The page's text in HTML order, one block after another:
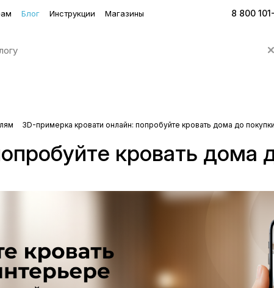
Блог Инструкции Магазины 8 800
3D-примерка кровати онлайн: попробуйте кровать дома до
кровать дома